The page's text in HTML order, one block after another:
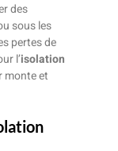
des
sous les
pertes de
l’isolation
monte et